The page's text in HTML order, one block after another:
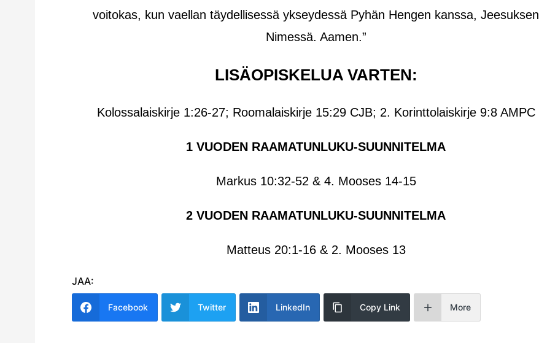
voitokas, kun vaellan täydellisessä ykseydessä Pyhän Hengen kanssa, Jeesuksen
Nimessä. Aamen.”
LISÄOPISKELUA VARTEN:
Kolossalaiskirje 1:26-27; Roomalaiskirje 15:29 CJB; 2. Korinttolaiskirje 9:8 AMPC
1 VUODEN RAAMATUNLUKU-SUUNNITELMA
Markus 10:32-52 & 4. Mooses 14-15
2 VUODEN RAAMATUNLUKU-SUUNNITELMA
Matteus 20:1-16 & 2. Mooses 13
JAA:
Facebook Twitter LinkedIn Copy Link More